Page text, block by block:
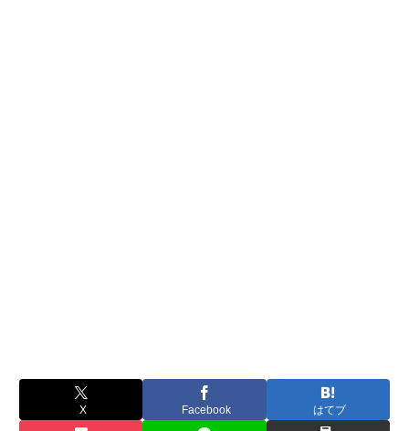
X Facebook はてブ